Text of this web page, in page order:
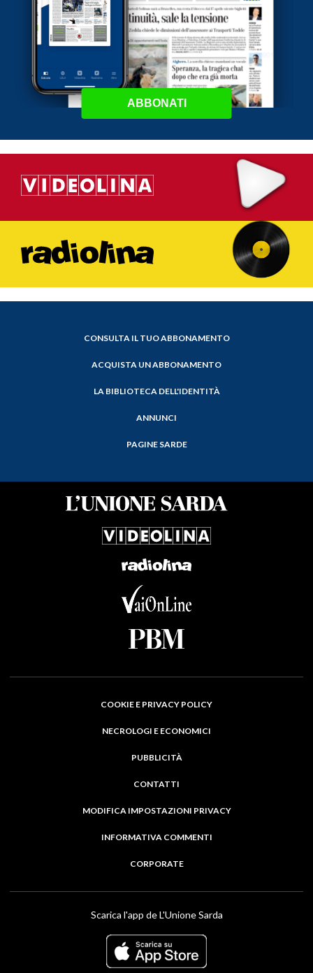
ABBONATI
CONSULTA IL TUO ABBONAMENTO
ACQUISTA UN ABBONAMENTO
LA BIBLIOTECA DELL'IDENTITÀ
ANNUNCI
PAGINE SARDE
COOKIE E PRIVACY POLICY
NECROLOGI E ECONOMICI
PUBBLICITÀ
CONTATTI
MODIFICA IMPOSTAZIONI PRIVACY
INFORMATIVA COMMENTI
CORPORATE
Scarica l'app de L'Unione Sarda